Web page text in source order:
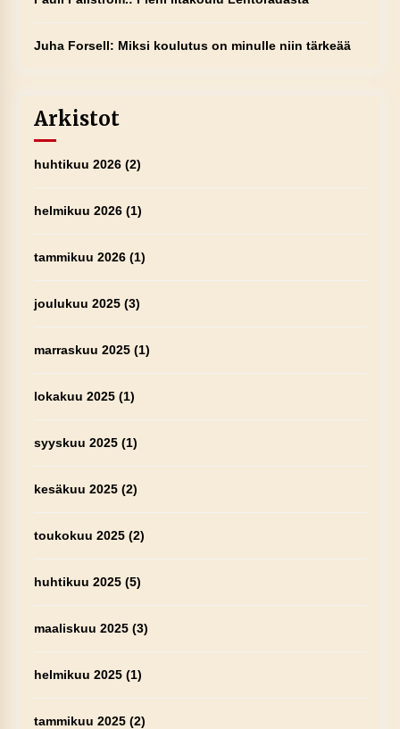
Juha Forsell: Miksi koulutus on minulle niin tärkeää
Arkistot
huhtikuu 2026(2)
helmikuu 2026(1)
tammikuu 2026(1)
joulukuu 2025(3)
marraskuu 2025(1)
lokakuu 2025(1)
syyskuu 2025(1)
kesäkuu 2025(2)
toukokuu 2025(2)
huhtikuu 2025(5)
maaliskuu 2025(3)
helmikuu 2025(1)
tammikuu 2025(2)